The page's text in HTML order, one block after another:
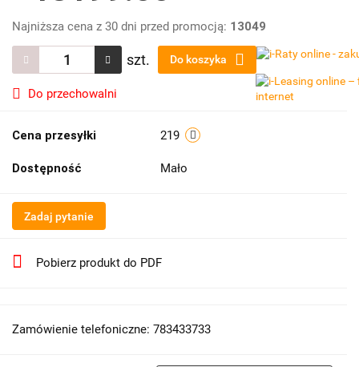
Najniższa cena z 30 dni przed promocją: 13049
szt. Do koszyka
Do przechowalni
Cena przesyłki 219
Dostępność Mało
Zadaj pytanie
Pobierz produkt do PDF
Zamówienie telefoniczne: 783433733